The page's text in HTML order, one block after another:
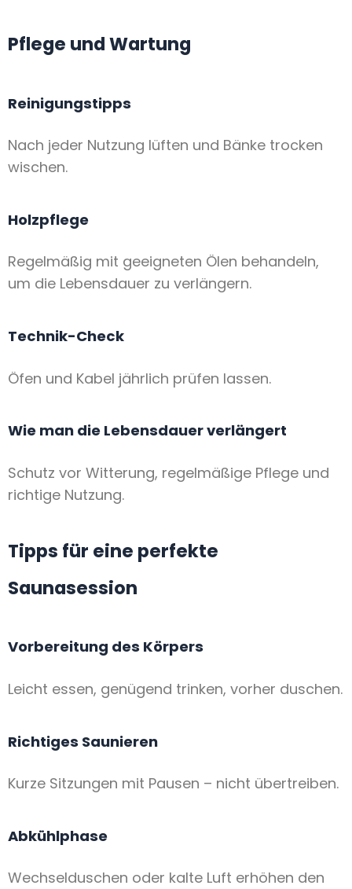
Pflege und Wartung
Reinigungstipps
Nach jeder Nutzung lüften und Bänke trocken
wischen.
Holzpflege
Regelmäßig mit geeigneten Ölen behandeln,
um die Lebensdauer zu verlängern.
Technik-Check
Öfen und Kabel jährlich prüfen lassen.
Wie man die Lebensdauer verlängert
Schutz vor Witterung, regelmäßige Pflege und
richtige Nutzung.
Tipps für eine perfekte
Saunasession
Vorbereitung des Körpers
Leicht essen, genügend trinken, vorher duschen.
Richtiges Saunieren
Kurze Sitzungen mit Pausen – nicht übertreiben.
Abkühlphase
Wechselduschen oder kalte Luft erhöhen den